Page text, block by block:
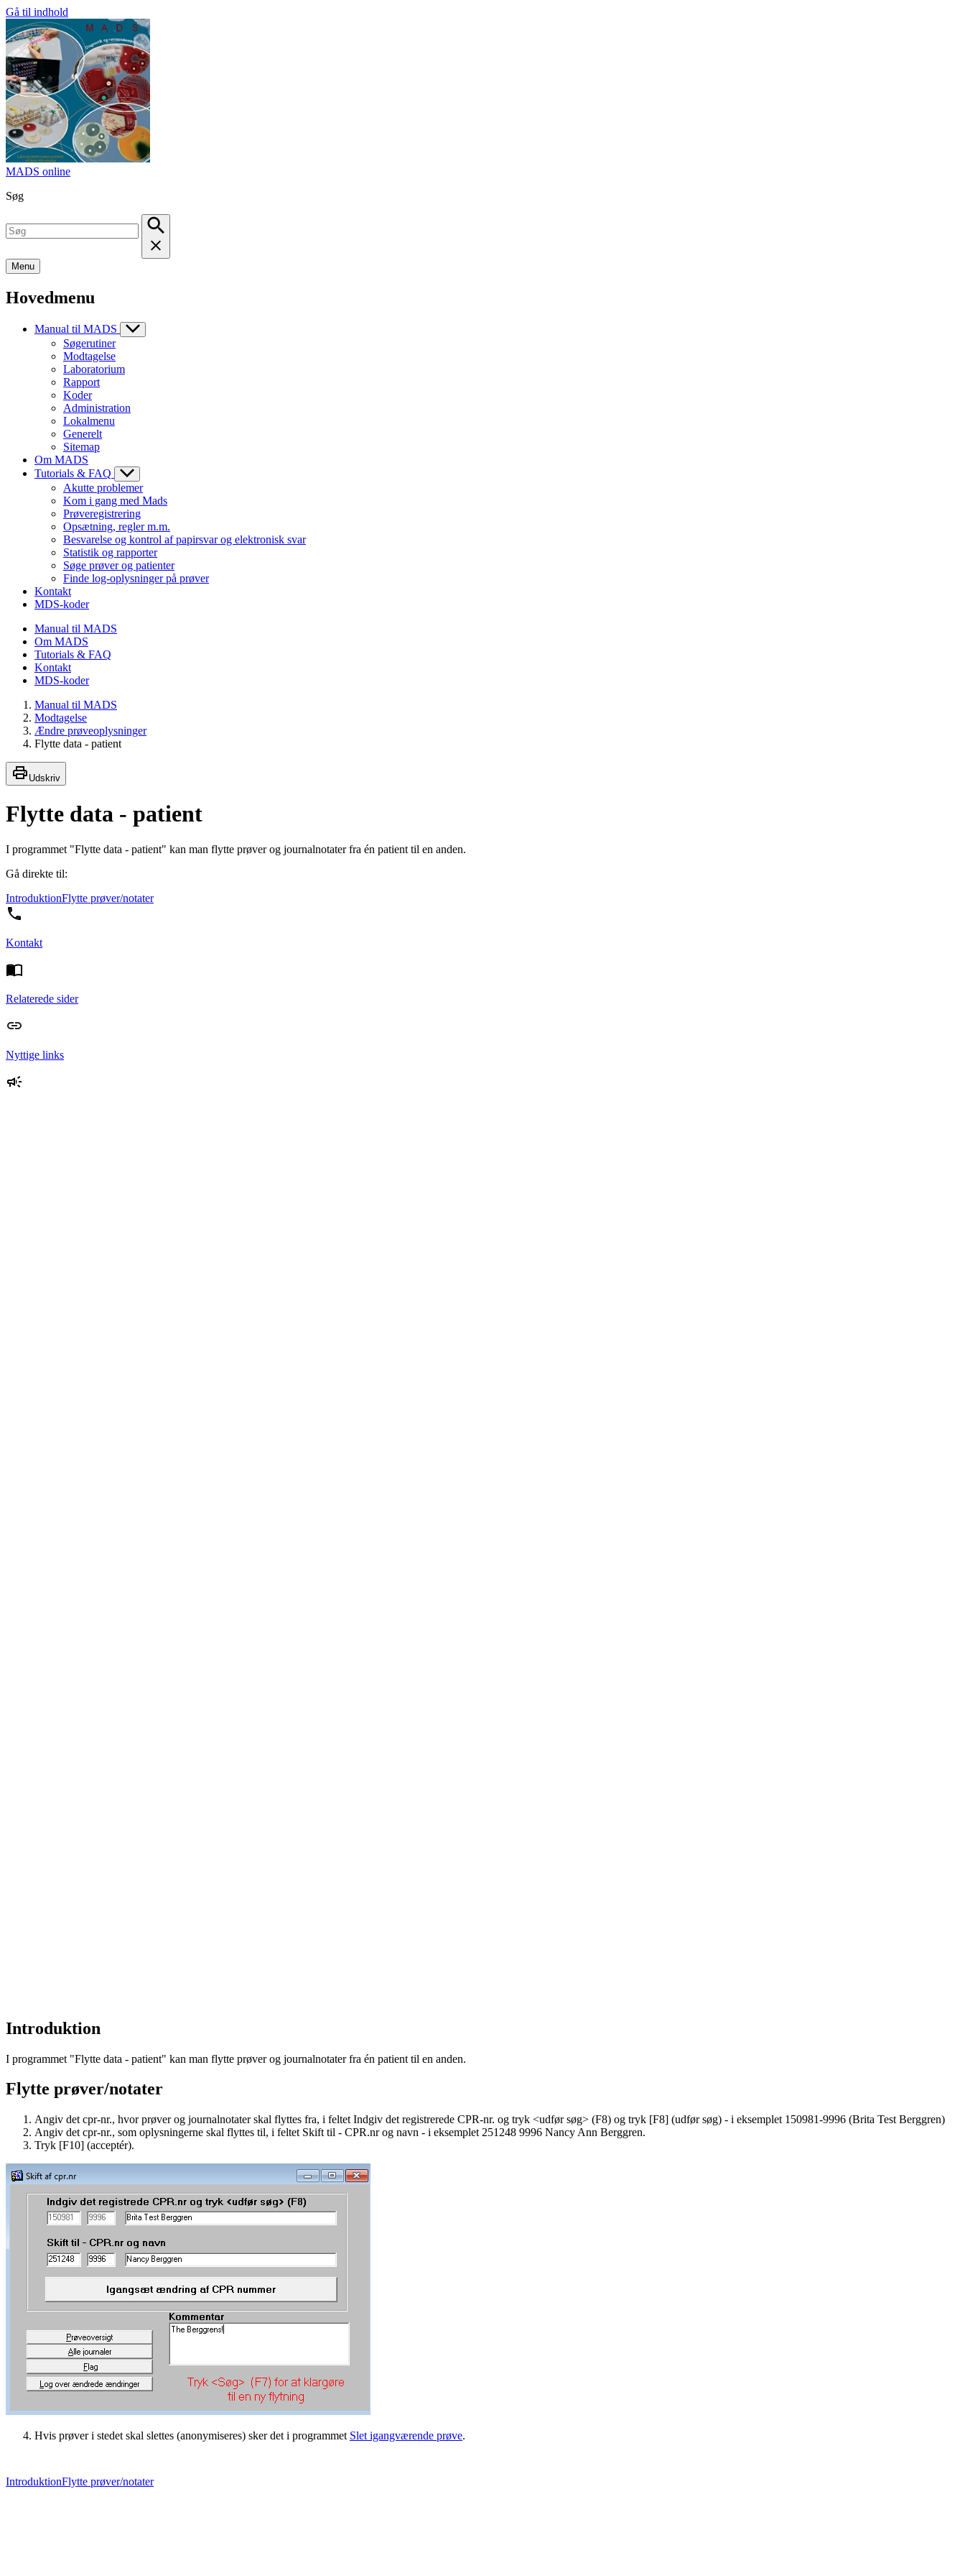
Gå til indhold
MADS online
Søg
Menu
Hovedmenu
Manual til MADS
Søgerutiner
Modtagelse
Laboratorium
Rapport
Koder
Administration
Lokalmenu
Generelt
Sitemap
Om MADS
Tutorials & FAQ
Akutte problemer
Kom i gang med Mads
Prøveregistrering
Opsætning, regler m.m.
Besvarelse og kontrol af papirsvar og elektronisk svar
Statistik og rapporter
Søge prøver og patienter
Finde log-oplysninger på prøver
Kontakt
MDS-koder
Manual til MADS
Om MADS
Tutorials & FAQ
Kontakt
MDS-koder
Manual til MADS
Modtagelse
Ændre prøveoplysninger
Flytte data - patient
Udskriv
Flytte data - patient
I programmet "Flytte data - patient" kan man flytte prøver og journalnotater fra én patient til en anden.
Gå direkte til:
IntroduktionFlytte prøver/notater
Kontakt
Relaterede sider
Nyttige links
Introduktion
I programmet "Flytte data - patient" kan man flytte prøver og journalnotater fra én patient til en anden.
Flytte prøver/notater
Angiv det cpr-nr., hvor prøver og journalnotater skal flyttes fra, i feltet Indgiv det registrerede CPR-nr. og tryk <udfør søg> (F8) og tryk [F8] (udfør søg) - i eksemplet 150981-9996 (Brita Test Berggren)
Angiv det cpr-nr., som oplysningerne skal flyttes til, i feltet Skift til - CPR.nr og navn - i eksemplet 251248 9996 Nancy Ann Berggren.
Tryk [F10] (acceptér).
Hvis prøver i stedet skal slettes (anonymiseres) sker det i programmet Slet igangværende prøve.
IntroduktionFlytte prøver/notater